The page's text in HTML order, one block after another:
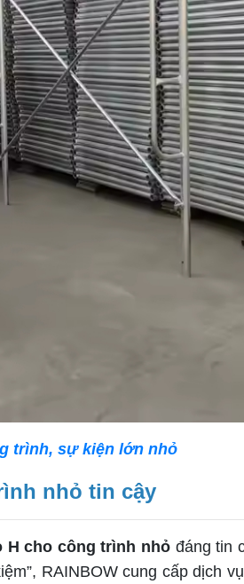
trình, sự kiện lớn nhỏ
nhỏ tin cậy
H cho công trình nhỏ đáng tin
RAINBOW cung cấp dịch